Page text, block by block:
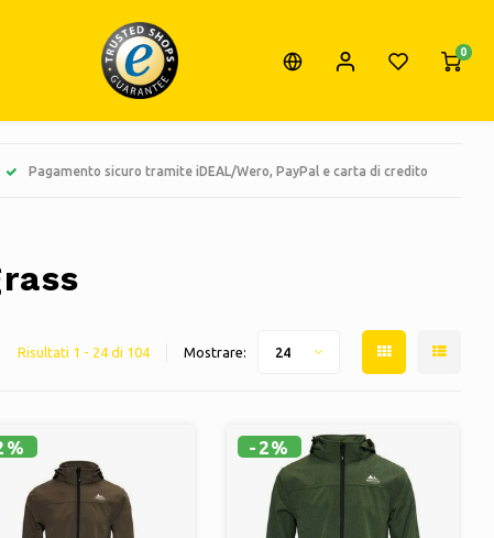
0
Pagamento sicuro tramite iDEAL/Wero, PayPal e carta di credito
Risultati 1 - 24 di 104 Mostrare: 24
-2%